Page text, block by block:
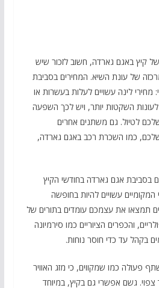
קיץ באגם גארדה, חשוב לזכור שיש
של עונת השיא. המחירים בסביבת
מחירי לינה עשויים לעלות בעשרות או
לעונות השקטות יותר, ויש לכך השפעה
לטיול. גם משתנים אחרים
כמו השכרת רכב באגם גארדה,
בסביבת אגם גארדה בחודשי הקיץ
המקומיים עשויים להיות בחופשה
תמצאו את עצמכם עומדים בתורים של
והכפרים הציוריים כמו סירמיונה
בקהל עד כדי חוסר נוחות.
פעולה כמו שמקווים, כי מזג האוויר
גשם אפשרי גם בקיץ, במיוחד